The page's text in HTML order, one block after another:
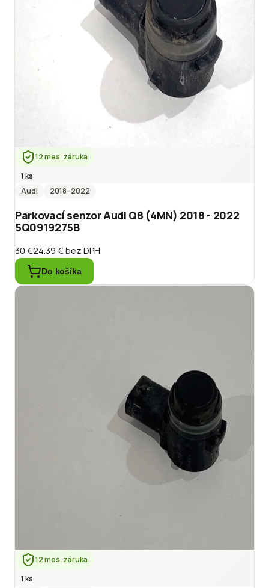
12 mes. záruka
1 ks
Audi
2018–2022
Parkovací senzor Audi Q8 (4MN) 2018 - 2022
5Q0919275B
30 €24.39 €bez DPH
Do košíka
12 mes. záruka
1 ks